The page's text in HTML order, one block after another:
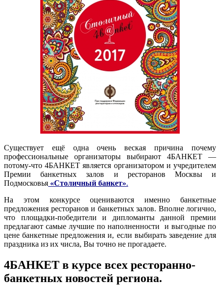
Существует ещё одна очень веская причина почему
профессиональные организаторы выбирают 4БАНКЕТ —
потому-что 4БАНКЕТ является организатором и учредителем
Премии банкетных залов и ресторанов Москвы и
Подмосковья «Столичный банкет».
На этом конкурсе оцениваются именно банкетные
предложения ресторанов и банкетных залов. Вполне логично,
что площадки-победители и дипломанты данной премии
предлагают самые лучшие по наполненности и выгодные по
цене банкетные предложения и, если выбирать заведение для
праздника из их числа, Вы точно не прогадаете.
4БАНКЕТ в курсе всех ресторанно-
банкетных новостей региона.